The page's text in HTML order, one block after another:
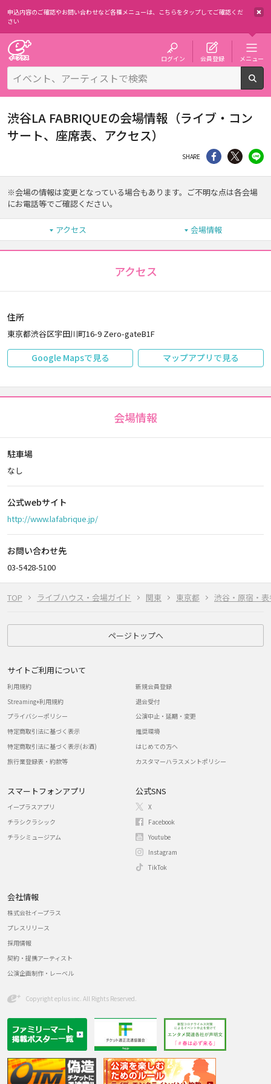
申込内容のご確認やお問い合わせなど各種メニューは、 こちらをタップしてご確認くだ
さい
ログイン 会員登録 メニュー
TOP ライブハウス・会場ガイド 関東 東京都 渋谷・原宿・
渋谷LA FABRIQUEの会場情報（ライブ・コン
サート、座席表、アクセス）
SHARE シェア Twitter
※会場の情報は変更となっている場合もあります。ご不明な点は各会場
にお電話等でご確認ください。
アクセス 会場情報
アクセス
住所
東京都渋谷区宇田川町16-9 Zero-gateB1F
Google Mapsで見る マップアプリで見る
会場情報
駐車場
なし
公式webサイト
http://www.lafabrique.jp/
お問い合わせ先
03-5428-5100
ページトップへ
サイトご利用について
利用規約
Streaming+利用規約
プライバシーポリシー
特定商取引法に基づく表示
特定商取引法に基づく表示(お酒)
旅行業登録表・約款等
新規会員登録
退会受付
公演中止・延期・変更
推奨環境
はじめての方へ
カスタマーハラスメントポリシー
スマートフォンアプリ
イープラスアプリ
チラシクラシック
チラシミュージアム
公式SNS
X
Facebook
Youtube
Instagram
TikTok
会社情報
株式会社イープラス
プレスリリース
採用情報
契約・提携アーティスト
公演企画制作・レーベル
Copyright eplus inc. All Rights Reserved.